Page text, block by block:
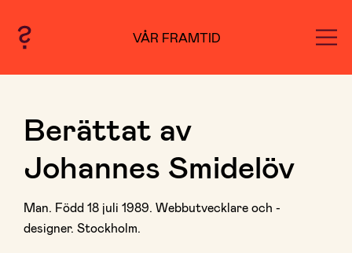
VÅR FRAMTID
Berättat av
Johannes Smidelöv
Man. Född 18 juli 1989. Webbutvecklare och -
designer. Stockholm.